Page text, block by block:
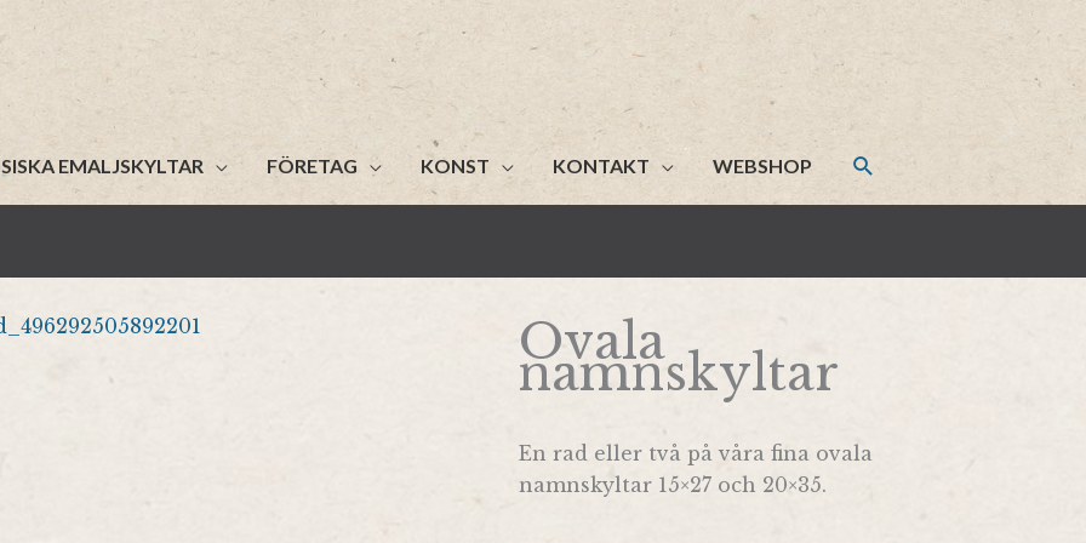
EMALJSKYLTAR FÖRETAG KONST KONTAKT WEBSHOP
Ovala
namnskyltar
En rad eller två på våra fina ovala
namnskyltar 15×27 och 20×35.